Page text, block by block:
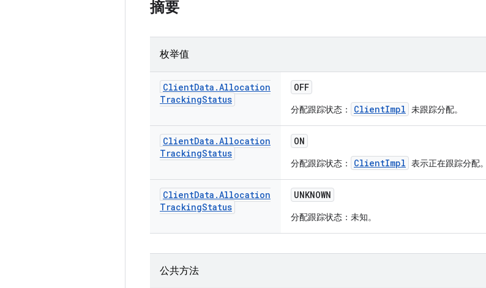
摘要
枚举值
ClientData .Allocation
TrackingStatus
OFF
分配跟踪状态： ClientImpl 未跟踪分配。
ClientData .Allocation
TrackingStatus
ON
分配跟踪状态： ClientImpl 表示正在跟踪分配。
ClientData .Allocation
TrackingStatus
UNKNOWN
分配跟踪状态：未知。
公共方法